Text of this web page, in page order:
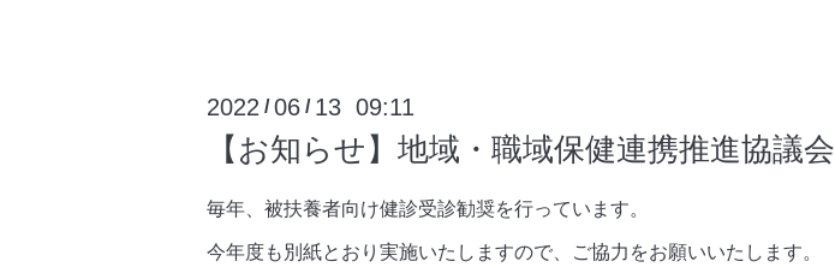
2022 /06 / 13 09:11
【お知らせ】地域・職域保健連携推進協議会
毎年、被扶養者向け健診受診勧奨を行っています。
今年度も別紙とおり実施いたしますので、ご協力をお願いいたします。